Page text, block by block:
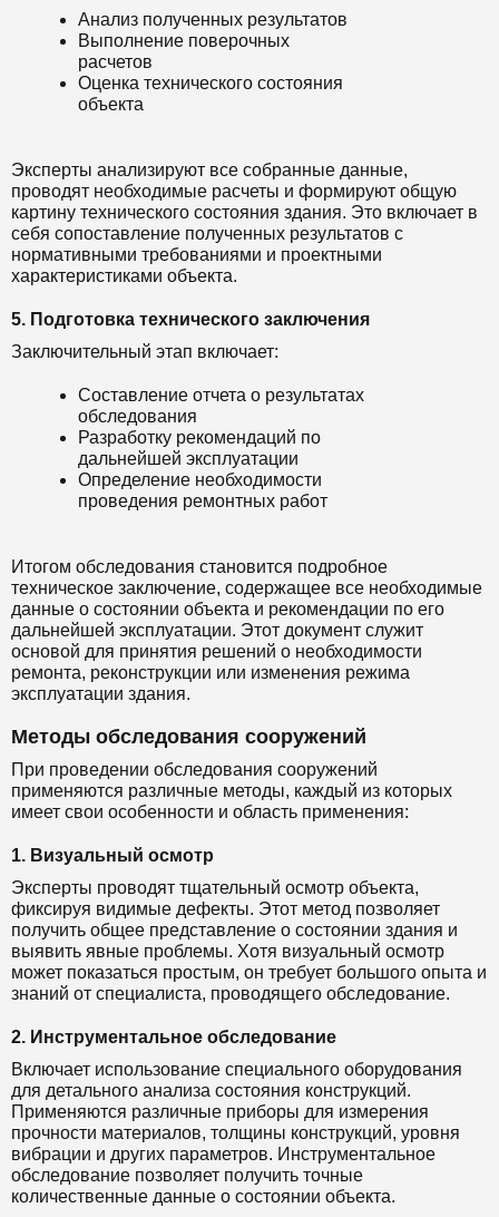
Анализ полученных результатов
Выполнение поверочных
расчетов
Оценка технического состояния
объекта
Эксперты анализируют все собранные данные,
проводят необходимые расчеты и формируют общую
картину технического состояния здания. Это включает в
себя сопоставление полученных результатов с
нормативными требованиями и проектными
характеристиками объекта.
5. Подготовка технического заключения
Заключительный этап включает:
Составление отчета о результатах
обследования
Разработку рекомендаций по
дальнейшей эксплуатации
Определение необходимости
проведения ремонтных работ
Итогом обследования становится подробное
техническое заключение, содержащее все необходимые
данные о состоянии объекта и рекомендации по его
дальнейшей эксплуатации. Этот документ служит
основой для принятия решений о необходимости
ремонта, реконструкции или изменения режима
эксплуатации здания.
Методы обследования сооружений
При проведении обследования сооружений
применяются различные методы, каждый из которых
имеет свои особенности и область применения:
1. Визуальный осмотр
Эксперты проводят тщательный осмотр объекта,
фиксируя видимые дефекты. Этот метод позволяет
получить общее представление о состоянии здания и
выявить явные проблемы. Хотя визуальный осмотр
может показаться простым, он требует большого опыта и
знаний от специалиста, проводящего обследование.
2. Инструментальное обследование
Включает использование специального оборудования
для детального анализа состояния конструкций.
Применяются различные приборы для измерения
прочности материалов, толщины конструкций, уровня
вибрации и других параметров. Инструментальное
обследование позволяет получить точные
количественные данные о состоянии объекта.